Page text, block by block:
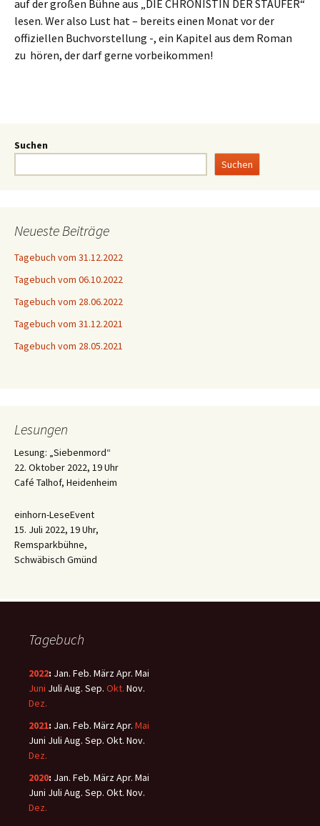
auf der großen Bühne aus „DIE CHRONISTIN DER STAUFER“
lesen. Wer also Lust hat – bereits einen Monat vor der
offiziellen Buchvorstellung -, ein Kapitel aus dem Roman
zu hören, der darf gerne vorbeikommen!
Suchen
Suchen
Neueste Beiträge
Tagebuch vom 31.12.2022
Tagebuch vom 06.10.2022
Tagebuch vom 28.06.2022
Tagebuch vom 31.12.2021
Tagebuch vom 28.05.2021
Lesungen
Lesung: „Siebenmord“
22. Oktober 2022, 19 Uhr
Café Talhof, Heidenheim
einhorn-LeseEvent
15. Juli 2022, 19 Uhr,
Remsparkbühne,
Schwäbisch Gmünd
Tagebuch
2022: Jan. Feb. MärzApr. Mai
Juni Juli Aug. Sep. Okt. Nov.
Dez.
2021: Jan. Feb. MärzApr. Mai
Juni Juli Aug. Sep. Okt. Nov.
Dez.
2020: Jan. Feb. MärzApr. Mai
Juni Juli Aug. Sep. Okt. Nov.
Dez.